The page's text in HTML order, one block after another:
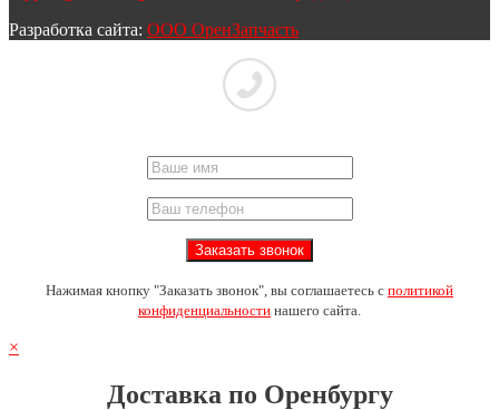
Разработка сайта: ООО ОренЗапчасть
Нажимая кнопку "Заказать звонок", вы соглашаетесь с политикой
конфиденциальности нашего сайта.
×
Доставка по Оренбургу